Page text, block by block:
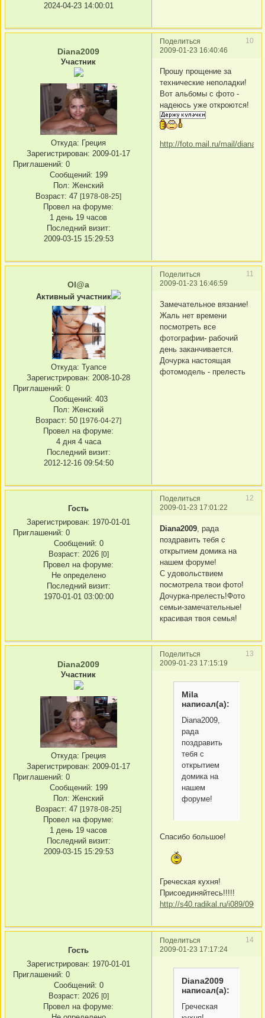
2024-04-23 14:00:01
Поделиться
10
2009-01-23 16:40:46
Diana2009
Участник
Откуда: Греция
Зарегистрирован: 2009-01-17
Приглашений: 0
Сообщений: 199
Пол: Женский
Возраст: 47 [1978-08-25]
Провел на форуме:
1 день 19 часов
Последний визит:
2009-03-15 15:29:53
Прошу прощение за
технические неполадки!
Вот альбомы с фото -
надеюсь уже откроются!
http://foto.mail.ru/mail/
Поделиться
11
2009-01-23 16:46:59
Ol@a
Активный участник
Откуда: Туапсе
Зарегистрирован: 2008-10-28
Приглашений: 0
Сообщений: 403
Пол: Женский
Возраст: 50 [1976-04-27]
Провел на форуме:
4 дня 4 часа
Последний визит:
2012-12-16 09:54:50
Замечательное вязание!
Жаль нет времени
посмотреть все
фотографии- рабочий
день заканчивается.
Дочурка настоящая
фотомодель - прелесть
Поделиться
12
2009-01-23 17:01:22
Гость
Зарегистрирован: 1970-01-01
Приглашений: 0
Сообщений: 0
Возраст: 2026 [0]
Провел на форуме:
Не определено
Последний визит:
1970-01-01 03:00:00
Diana2009 , рада
поздравить тебя с
открытием домика на
нашем форуме!
С удовольствием
посмотрела твои фото!
Дочурка-прелесть!Фото
семьи-замечательные!
красивая твоя семья!
Поделиться
13
2009-01-23 17:15:19
Diana2009
Участник
Откуда: Греция
Зарегистрирован: 2009-01-17
Приглашений: 0
Сообщений: 199
Пол: Женский
Возраст: 47 [1978-08-25]
Провел на форуме:
1 день 19 часов
Последний визит:
2009-03-15 15:29:53
Mila
написал(а):
Diana2009,
рада
поздравить
тебя с
открытием
домика на
нашем
форуме!
Спасибо большое!
Греческая кухня!
Присоединяйтесь!!!!!
http://s40.radikal.ru/i089/
Поделиться
14
2009-01-23 17:17:24
Гость
Зарегистрирован: 1970-01-01
Приглашений: 0
Сообщений: 0
Возраст: 2026 [0]
Провел на форуме:
Diana2009
написал(а):
Греческая